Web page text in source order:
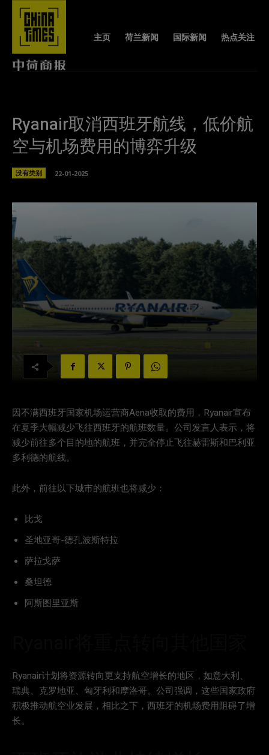
主页 荷兰新闻 国际新闻 热点关注
Ryanair取消西班牙航线，低价航
空与机场费用的博弈升级
没有类别 22-01-2025
因不满西班牙国家机场运营商Aena收取的费用，Ryanair宣布
在夏季大幅减少飞往西班牙的航班数量。公司发言人表示，将
减少前往多个目的地的航班，并完全停止飞往赫雷斯和巴利亚
多利德的航线。
此外，前往以下城市的航班也将减少：
比戈
圣地亚哥-德孔波斯特拉
萨拉戈萨
桑坦德
阿斯图里亚斯
Ryanair计划将资源转向更支持航空增长的地区，如意大利、
瑞典、克罗地亚、匈牙利和摩洛哥。公司强调，这些国家政府
积极推动航空业发展，相比之下，西班牙的机场费用阻碍了增
长。